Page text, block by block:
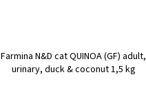
Farmina N&D cat QUINOA (GF) adult,
urinary, duck & coconut 1,5 kg